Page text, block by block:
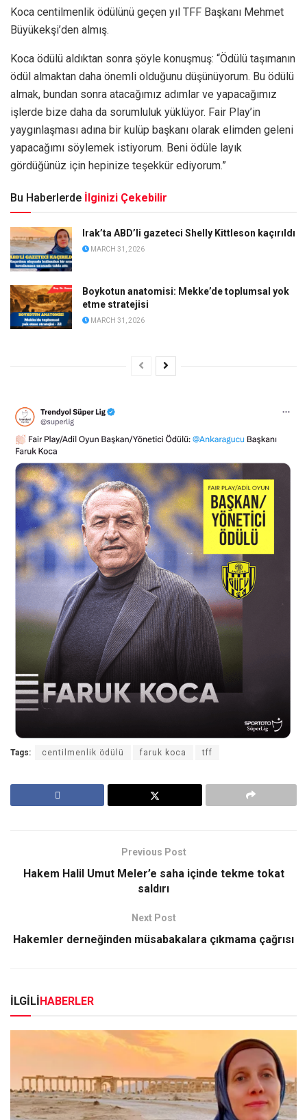
Koca centilmenlik ödülünü geçen yıl TFF Başkanı Mehmet
Büyükekşi’den almış.
Koca ödülü aldıktan sonra şöyle konuşmuş: “Ödülü taşımanın
ödül almaktan daha önemli olduğunu düşünüyorum. Bu ödülü
almak, bundan sonra atacağımız adımlar ve yapacağımız
işlerde bize daha da sorumluluk yüklüyor. Fair Play’in
yaygınlaşması adına bir kulüp başkanı olarak elimden geleni
yapacağımı söylemek istiyorum. Beni ödüle layık
gördüğünüz için hepinize teşekkür ediyorum.”
Bu Haberlerde İlginizi Çekebilir
Irak’ta ABD’li gazeteci Shelly Kittleson kaçırıldı
MARCH 31, 2026
Boykotun anatomisi: Mekke’de toplumsal yok
etme stratejisi
MARCH 31, 2026
Tags: centilmenlik ödülü faruk koca tff
Previous Post
Hakem Halil Umut Meler’e saha içinde tekme tokat
saldırı
Next Post
Hakemler derneğinden müsabakalara çıkmama çağrısı
İLGİLİ HABERLER